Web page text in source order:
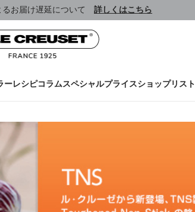
お届け遅延について 詳しくはこちら
ーレシピコラムスペシャルプライスショップリスト